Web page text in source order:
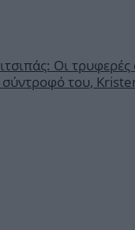
Οι τρυφερές
του,